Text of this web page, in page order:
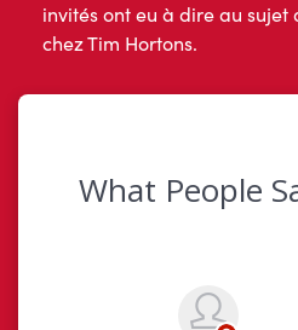
invités ont eu à dire au sujet
chez Tim Hortons.